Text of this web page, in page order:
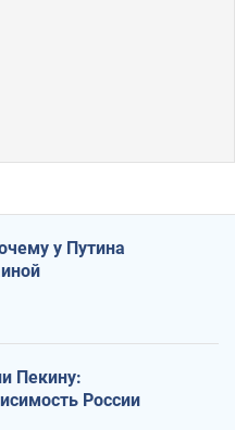
у Путина
Пекину:
России